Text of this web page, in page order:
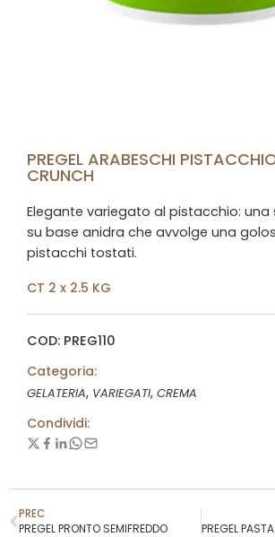
PREGEL ARABESCHI
CRUNCH
Elegante variegato al pistacchio: una
su base anidra che avvolge una
pistacchi tostati.
CT 2 x 2.5 KG
COD: PREG110
Categoria:
GELATERIA, VARIEGATI, CREMA
Condividi:
PREC
PREGEL PRONTO SEMIFREDDO